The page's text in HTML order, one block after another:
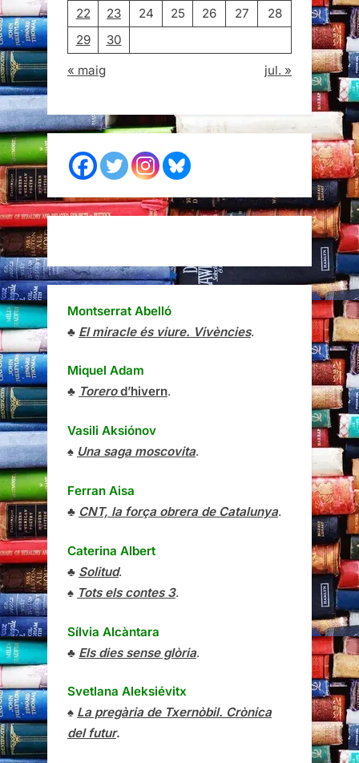
22 23 24 25 26 27
28
29
30
« maig
jul. »
Montserrat Abelló
♣ El miracle és viure. Vivències.
Miquel Adam
♣ Torerod’hivern.
Vasili Aksiónov
♠ Una saga moscovita.
Ferran Aisa
♣ CNT, la força obrera de Catalunya.
Caterina Albert
♣ Solitud.
♠ Tots els contes 3.
Sílvia Alcàntara
♣ Els dies sense glòria.
Svetlana Aleksiévitx
♠ La pregària de Txernòbil. Crònica
del futur.